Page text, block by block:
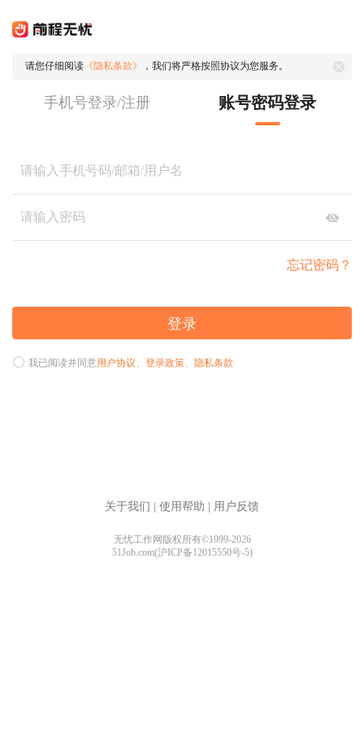
请您仔细阅读 《隐私条款》 ，我们将严格按照协议为您服务。
手机号登录/注册 账号密码登录
忘记密码？
登录
我已阅读并同意用户协议、 登录政策、 隐私条款
关于我们 使用帮助 用户反馈
无忧工作网版权所有©1999-2026
51Job.com(沪ICP备12015550号-5)